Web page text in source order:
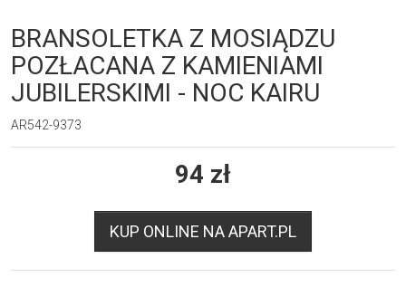
BRANSOLETKA Z MOSIĄDZU
POZŁACANA Z KAMIENIAMI
JUBILERSKIMI - NOC KAIRU
AR542-9373
94 zł
KUP ONLINE NA APART.PL